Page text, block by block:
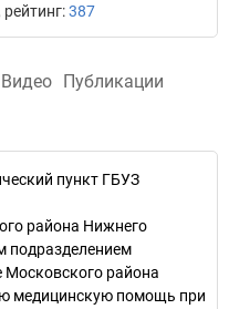
387
Видео Публикации
пункт ГБУЗ
района Нижнего
подразделением
района
медицинскую помощь при